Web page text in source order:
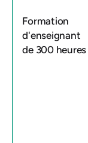
Formation
d'enseignant
de 300 heures